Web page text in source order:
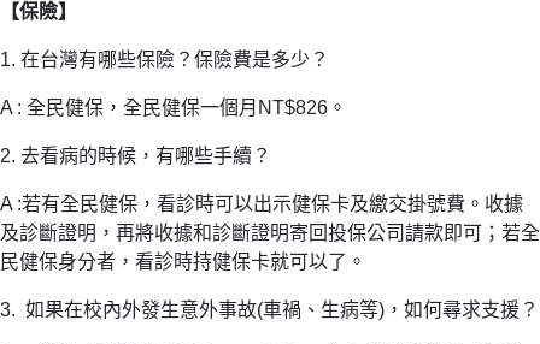
【保險】
1. 在台灣有哪些保險？保險費是多少？
A : 全民健保，全民健保一個月NT$826。
2. 去看病的時候，有哪些手續？
A :若有全民健保，看診時可以出示健保卡及繳交掛號費。收據
及診斷證明，再將收據和診斷證明寄回投保公司請款即可；若全
民健保身分者，看診時持健保卡就可以了。
3. 如果在校內外發生意外事故(車禍、生病等)，如何尋求支援？